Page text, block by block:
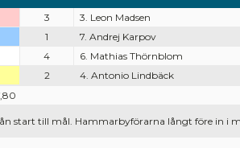
3
3. Leon Madsen
1
7. Andrej Karpov
4
6. Mathias Thörnblom
2
4. Antonio Lindbäck
start till mål. Hammarbyförarna långt före in i